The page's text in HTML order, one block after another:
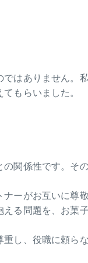
はありません。
もらいました。
関係性です。そ
ーがお互いに尊
る問題を、お菓
し、役職に頼ら